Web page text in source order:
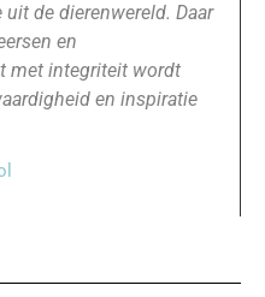
de dierenwereld. Daar
en
met integriteit wordt
en inspiratie